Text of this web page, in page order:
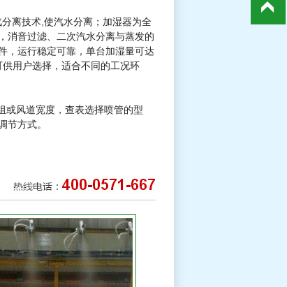
离技术,使汽水分离；加湿器为全
消音过滤、二次汽水分离与蒸发的
，运行稳定可靠，单台加湿量可达
用户选择，适合不同的工况环
或风道宽度，查表选择喷管的型
节方式。